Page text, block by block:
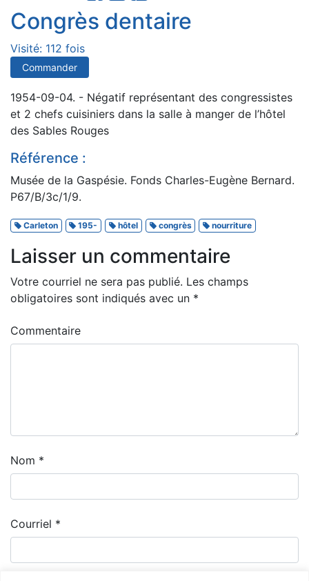
Congrès dentaire
Visité: 112 fois
Commander
1954-09-04. - Négatif représentant des congressistes
et 2 chefs cuisiniers dans la salle à manger de l’hôtel
des Sables Rouges
Référence :
Musée de la Gaspésie. Fonds Charles-Eugène Bernard.
P67/B/3c/1/9.
Carleton 195- hôtel congrès nourriture
Laisser un commentaire
Votre courriel ne sera pas publié. Les champs
obligatoires sont indiqués avec un *
Commentaire
Nom *
Courriel *